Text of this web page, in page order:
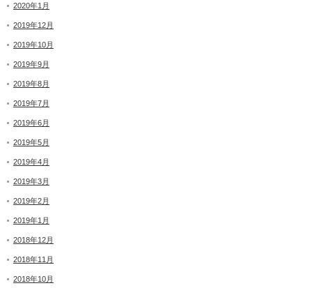
2020年1月
2019年12月
2019年10月
2019年9月
2019年8月
2019年7月
2019年6月
2019年5月
2019年4月
2019年3月
2019年2月
2019年1月
2018年12月
2018年11月
2018年10月